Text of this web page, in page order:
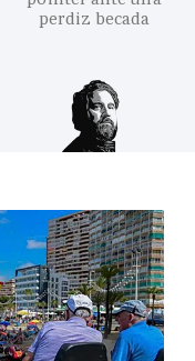
perdiz becada